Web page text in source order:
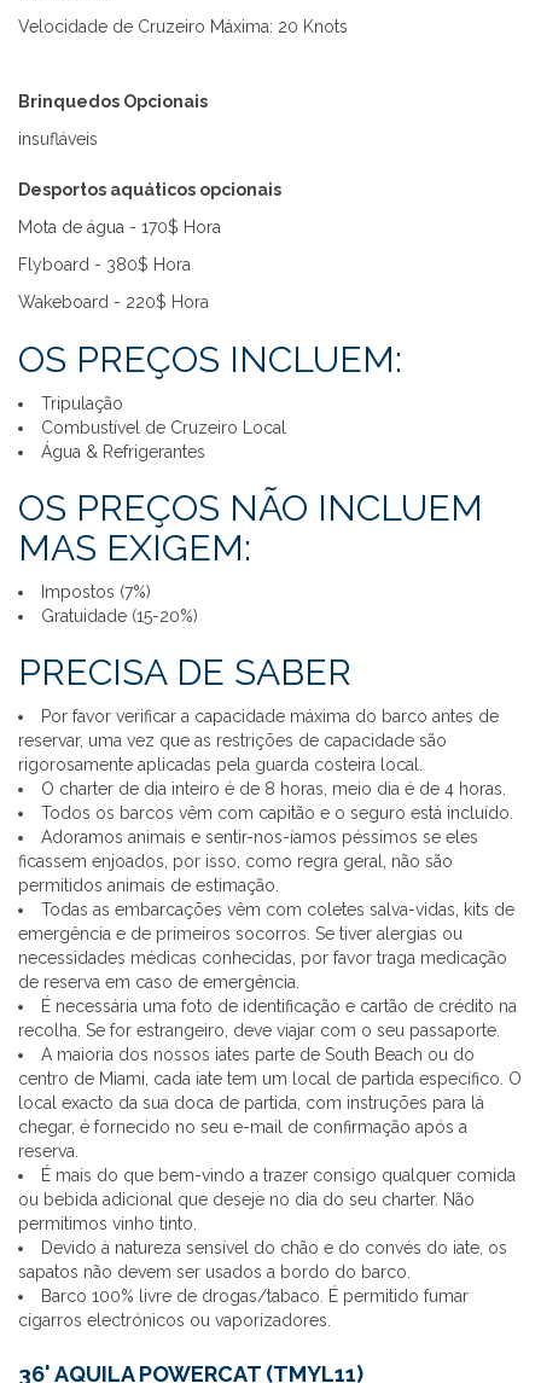
Velocidade de Cruzeiro Máxima: 20 Knots
Brinquedos Opcionais
insufláveis
Desportos aquáticos opcionais
Mota de água - 170$ Hora
Flyboard - 380$ Hora
Wakeboard - 220$ Hora
OS PREÇOS INCLUEM:
Tripulação
Combustível de Cruzeiro Local
Água & Refrigerantes
OS PREÇOS NÃO INCLUEM
MAS EXIGEM:
Impostos (7%)
Gratuidade (15-20%)
PRECISA DE SABER
Por favor verificar a capacidade máxima do barco antes de
reservar, uma vez que as restrições de capacidade são
rigorosamente aplicadas pela guarda costeira local.
O charter de dia inteiro é de 8 horas, meio dia é de 4 horas.
Todos os barcos vêm com capitão e o seguro está incluído.
Adoramos animais e sentir-nos-íamos péssimos se eles
ficassem enjoados, por isso, como regra geral, não são
permitidos animais de estimação.
Todas as embarcações vêm com coletes salva-vidas, kits de
emergência e de primeiros socorros. Se tiver alergias ou
necessidades médicas conhecidas, por favor traga medicação
de reserva em caso de emergência.
É necessária uma foto de identificação e cartão de crédito na
recolha. Se for estrangeiro, deve viajar com o seu passaporte.
A maioria dos nossos iates parte de South Beach ou do
centro de Miami, cada iate tem um local de partida específico. O
local exacto da sua doca de partida, com instruções para lá
chegar, é fornecido no seu e-mail de confirmação após a
reserva.
É mais do que bem-vindo a trazer consigo qualquer comida
ou bebida adicional que deseje no dia do seu charter. Não
permitimos vinho tinto.
Devido à natureza sensível do chão e do convés do iate, os
sapatos não devem ser usados a bordo do barco.
Barco 100% livre de drogas/tabaco. É permitido fumar
cigarros electrónicos ou vaporizadores.
36' AQUILA POWERCAT (TMYL11)